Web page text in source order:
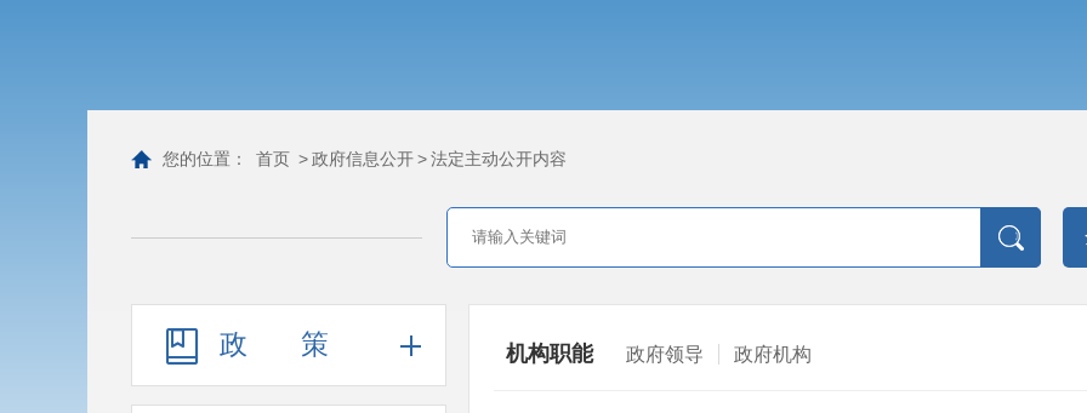
您的位置： 首页 >政府信息公开>法定主动公开内容
政策 机构职能 政府领导 政府机构